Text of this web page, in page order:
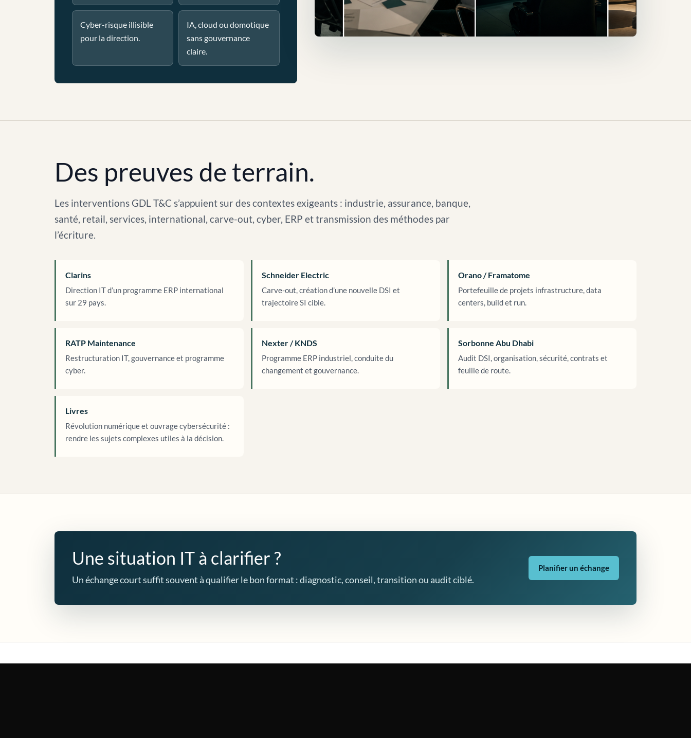
Cyber-risque illisible
pour la direction.
IA, cloud ou domotique
sans gouvernance
claire.
Des preuves de terrain.
Les interventions GDL T&C s’appuient sur des contextes exigeants : industrie, assurance, banque,
santé, retail, services, international, carve-out, cyber, ERP et transmission des méthodes par
l’écriture.
Clarins
Direction IT d’un programme ERP international
sur 29 pays.
Schneider Electric
Carve-out, création d’une nouvelle DSI et
trajectoire SI cible.
Orano / Framatome
Portefeuille de projets infrastructure, data
centers, build et run.
RATP Maintenance
Restructuration IT, gouvernance et programme
cyber.
Nexter / KNDS
Programme ERP industriel, conduite du
changement et gouvernance.
Sorbonne Abu Dhabi
Audit DSI, organisation, sécurité, contrats et
feuille de route.
Livres
Révolution numérique et ouvrage cybersécurité :
rendre les sujets complexes utiles à la décision.
Une situation IT à clarifier ?
Un échange court suffit souvent à qualifier le bon format : diagnostic, conseil, transition ou audit ciblé.
Planifier un échange